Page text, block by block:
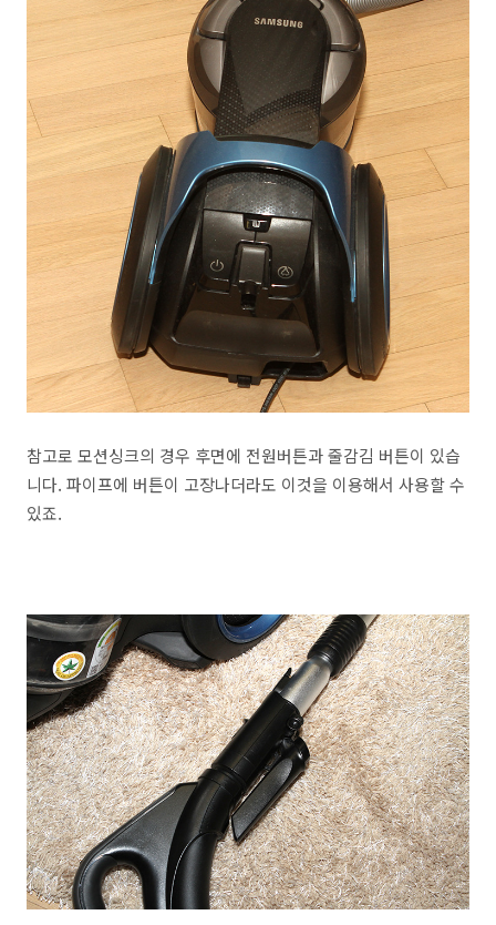
참고로 모션싱크의 경우 후면에 전원버튼과 줄감김 버튼이 있습
니다. 파이프에 버튼이 고장나더라도 이것을 이용해서 사용할 수
있죠.